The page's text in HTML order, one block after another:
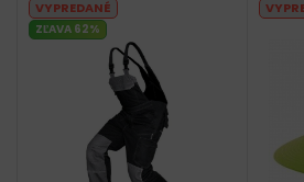
VYPREDANÉ
ZĽAVA 62%